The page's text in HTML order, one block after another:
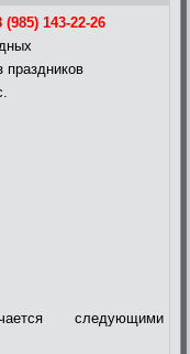
(985) 143-22-26
праздников
следующими